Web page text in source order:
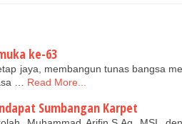
ke-63
jaya, membangun tunas bangsa
…
Read More...
Sumbangan Karpet